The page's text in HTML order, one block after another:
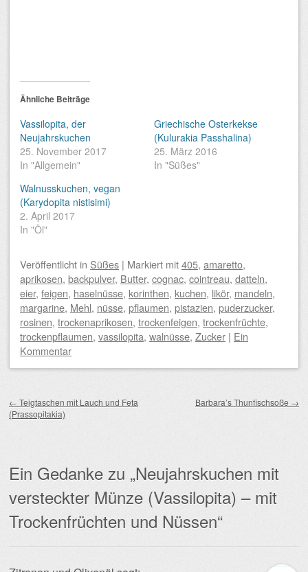
Ähnliche Beiträge
Vassilopita, der
Neujahrskuchen
25. November 2017
In "Allgemein"
Griechische Osterkekse
(Kulurakia Passhalina)
25. März 2016
In "Süßes"
Walnusskuchen, vegan
(Karydopita nistisimi)
2. April 2017
In "Öl"
Veröffentlicht in Süßes | Markiert mit405, amaretto,
aprikosen, backpulver, Butter, cognac, cointreau, datteln,
eier, feigen, haselnüsse, korinthen, kuchen, likör, mandeln,
margarine, Mehl, nüsse, pflaumen, pistazien, puderzucker,
rosinen, trockenaprikosen, trockenfeigen, trockenfrüchte,
trockenpflaumen, vassilopita, walnüsse, Zucker | Ein
Kommentar
← Teigtaschen mit Lauch und Feta
(Prassopitakia)
Barbara’s Thunfischsoße →
Ein Gedanke zu „Neujahrskuchen mit
versteckter Münze (Vassilopita) – mit
Trockenfrüchten und Nüssen“